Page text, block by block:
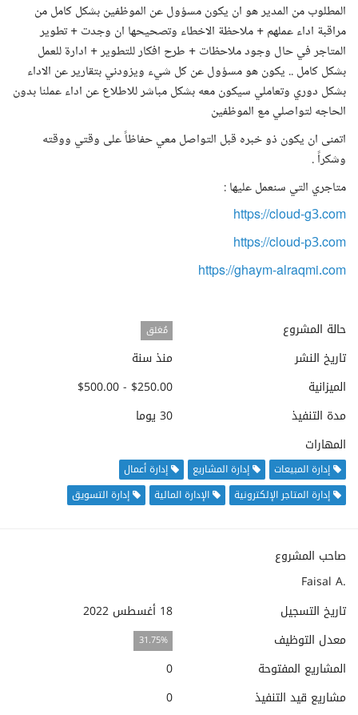
المطلوب من المدير هو ان يكون مسؤول عن الموظفين بشكل كامل من
مراقبة اداء عملهم + ملاحظة الاخطاء وتصحيحها ان وجدت + تطوير
المتاجر في حال وجود ملاحظات + طرح افكار للتطوير + ادارة للعمل
بشكل كامل .. يكون هو مسؤول عن كل شيء ويزودني بتقارير عن الاداء
بشكل دوري وتعاملي سيكون معه بشكل مباشر للاطلاع عن اداء عملنا بدون
الحاجه لتواصلي مع الموظفين
اتمنى ان يكون ذو خبره قبل التواصل معي حفاظاً على وقتي ووقته
وشكراً .
متاجري التي سنعمل عليها :
https://cloud-g3.com
https://cloud-p3.com
https://ghaym-alraqmi.com
حالة المشروع مُغلق
تاريخ النشر
منذ سنة
الميزانية
$250.00 - $500.00
مدة التنفيذ
30 يوما
المهارات
إدارة المبيعات إدارة المشاريع
إدارة أعمال
إدارة المتاجر الإلكترونية
الإدارة المالية إدارة التسويق
صاحب المشروع
Faisal A.
تاريخ التسجيل
18 أغسطس 2022
معدل التوظيف
31.75%
المشاريع المفتوحة
0
مشاريع قيد التنفيذ
0